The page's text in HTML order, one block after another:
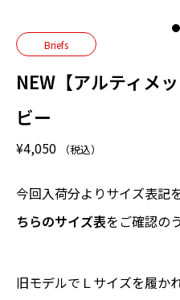
Briefs
NEW【アルティメ
ビー
¥4,050 （税込）
今回入荷分よりサイズ表記
ちらのサイズ表をご確認の
旧モデルでＬサイズを履か